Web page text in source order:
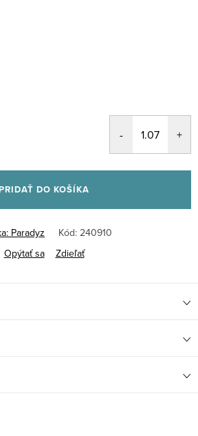
DO KOŠÍKA
Paradyz Kód: 240910
Opýtať sa
Zdieľať